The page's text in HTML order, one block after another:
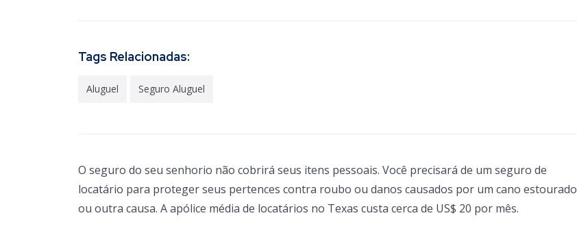
Tags Relacionadas:
Aluguel Seguro Aluguel
O seguro do seu senhorio não cobrirá seus itens pessoais. Você precisará de um seguro de
locatário para proteger seus pertences contra roubo ou danos causados ​​por um cano estourado
ou outra causa. A apólice média de locatários no Texas custa cerca de US$ 20 por mês.